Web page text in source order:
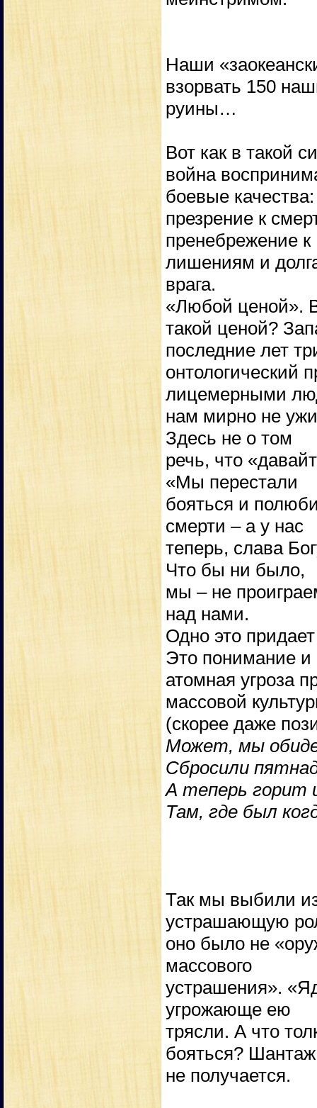
Наши
взорвать 150
руины…
Вот как в такой
война
боевые качества:
презрение к
пренебрежение к
лишениям и
врага.
«Любой ценой».
такой ценой?
последние лет
онтологический
лицемерными
нам мирно не
Здесь не о том
речь, что
«Мы перестали
бояться и
смерти – а у нас
теперь, слава
Что бы ни было,
мы – не
над нами.
Одно это
Это понимание и
атомная угроза
массовой
(скорее даже
Может, мы
Сбросили
А теперь горит
Там, где был
Так мы выбили
устрашающую
оно было не
массового
устрашения».
угрожающе ею
трясли. А что
бояться? Шантаж
не получается.